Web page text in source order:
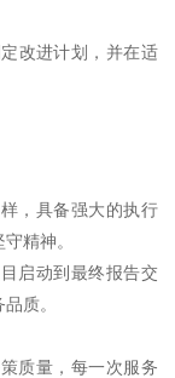
改进计划，并在适
，具备强大的执行
精神。
启动到最终报告交
质。
质量，每一次服务